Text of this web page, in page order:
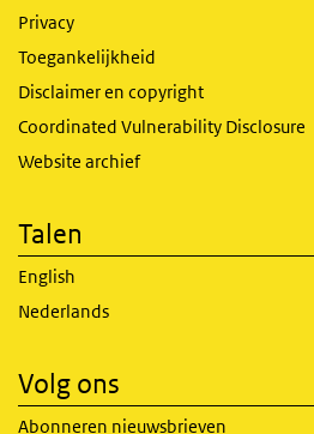
Privacy
Toegankelijkheid
Disclaimer en copyright
Coordinated Vulnerability Disclosure
Website archief
Talen
English
Nederlands
Volg ons
Abonneren nieuwsbrieven